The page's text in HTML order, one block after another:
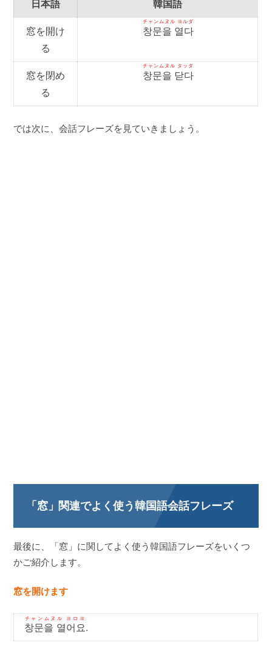
日本語 韓国語
窓を開け
る
창문을 열다
チャンムヌル ヨルダ
窓を閉め
る
창문을 닫다
チャンムヌル タッタ
では次に、会話フレーズを見ていきましょう。
「窓」関連でよく使う韓国語会話フレーズ
最後に、「窓」に関してよく使う韓国語フレーズをいくつ
かご紹介します。
窓を開けます
창문을 열어요
チャンムヌル ヨロヨ
.